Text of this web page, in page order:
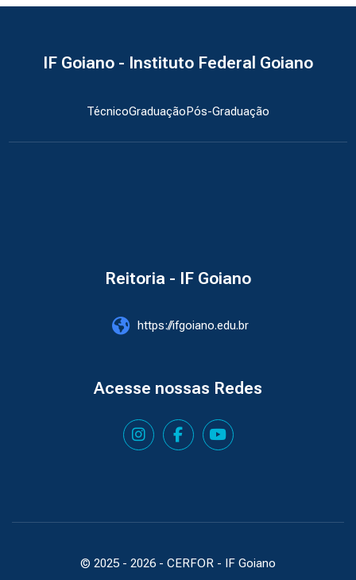
IF Goiano - Instituto Federal Goiano
TécnicoGraduaçãoPós-Graduação
Reitoria - IF Goiano
https://ifgoiano.edu.br
Acesse nossas Redes
© 2025 - 2026 - CERFOR - IF Goiano